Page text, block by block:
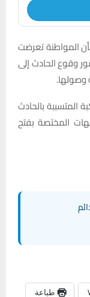
المواطنة تعرضت
وقوع الحادث إلى
وصولها.
بالحادث
المختصة بفتح
طباعة